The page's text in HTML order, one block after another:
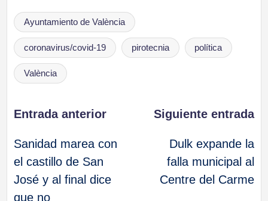
Etiquetas:
Ayuntamiento de València
coronavirus/covid-19 pirotecnia política
València
Navegación
de
entradas
Entrada anterior
Sanidad marea con
el castillo de San
José y al final dice
que no
Siguiente entrada
Dulk expande la
falla municipal al
Centre del Carme